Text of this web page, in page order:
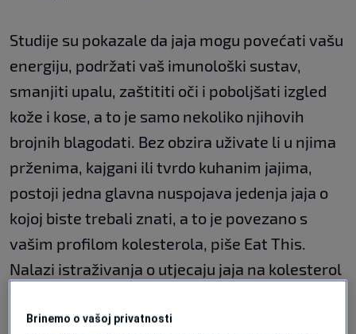
Studije su pokazale da jaja mogu povećati vašu
energiju, podržati vaš imunološki sustav,
smanjiti upalu, zaštititi oči i poboljšati izgled
kože i kose, a to je samo nekoliko njihovih
brojnih blagodati. Bez obzira uživate li u njima
prženima, kajgani ili tvrdo kuhanim jajima,
postoji jedna glavna nuspojava jedenja jaja o
kojoj biste trebali znati, a to je povezano s
vašim profilom kolesterola, piše Eat This.
Nalazi istraživanja o utjecaju jaja na kolesterol
da mogu povećati rizik od srčanih bolesti
Brinemo o vašoj privatnosti